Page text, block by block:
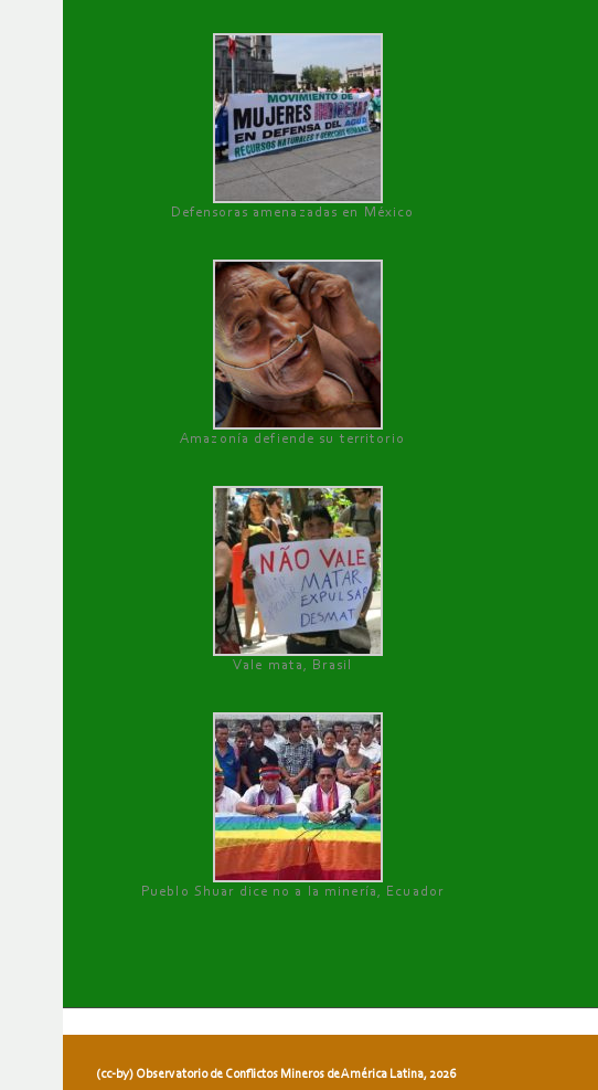
Defensoras amenazadas en México
Amazonía defiende su territorio
Vale mata, Brasil
Pueblo Shuar dice no a la minería, Ecuador
(cc-by) Observatorio de Conflictos Mineros de América Latina, 2026